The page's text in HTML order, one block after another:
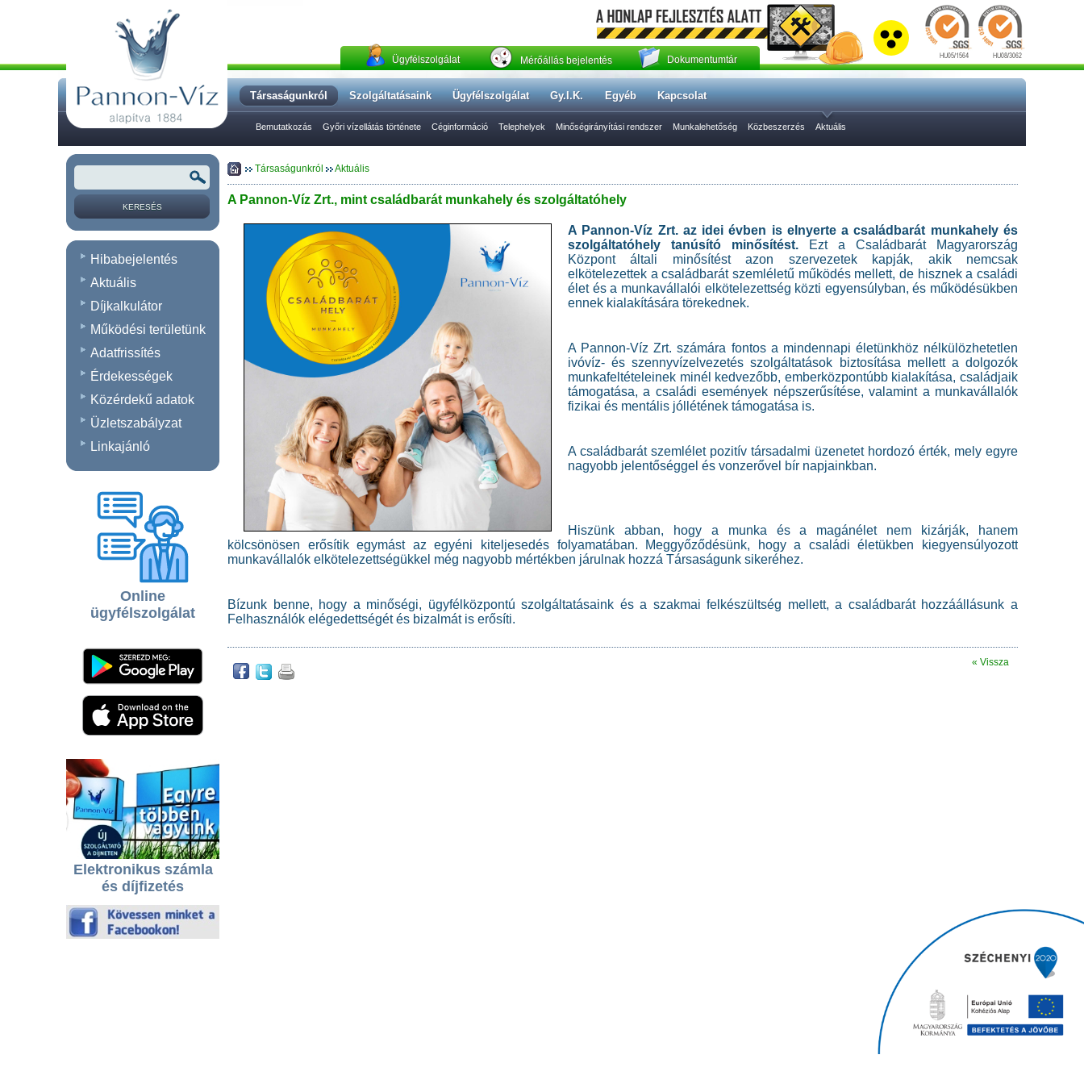
Ügyfélszolgálat Mérőállás bejelentés Dokumentumtár
Társaságunkról Szolgáltatásaink Ügyfélszolgálat Gy.I.K. Egyéb Kapcsolat
Bemutatkozás Győri vízellátás története Céginformáció Telephelyek Minőségirányítási rendszer Munkalehetőség Közbeszerzés Aktuális
Hibabejelentés
Aktuális
Díjkalkulátor
Működési területünk
Adatfrissítés
Érdekességek
Közérdekű adatok
Üzletszabályzat
Linkajánló
Online
ügyfélszolgálat
Elektronikus számla
és díjfizetés
Társaságunkról Aktuális
A Pannon-Víz Zrt., mint családbarát munkahely és szolgáltatóhely
A Pannon-Víz Zrt. az idei évben is elnyerte a családbarát munkahely és
szolgáltatóhely tanúsító minősítést. Ezt a Családbarát Magyarország
Központ általi minősítést azon szervezetek kapják, akik nemcsak
elkötelezettek a családbarát szemléletű működés mellett, de hisznek a családi
élet és a munkavállalói elkötelezettség közti egyensúlyban, és működésükben
ennek kialakítására törekednek.
A Pannon-Víz Zrt. számára fontos a mindennapi életünkhöz nélkülözhetetlen
ivóvíz- és szennyvízelvezetés szolgáltatások biztosítása mellett a dolgozók
munkafeltételeinek minél kedvezőbb, emberközpontúbb kialakítása, családjaik
támogatása, a családi események népszerűsítése, valamint a munkavállalók
fizikai és mentális jóllétének támogatása is.
A családbarát szemlélet pozitív társadalmi üzenetet hordozó érték, mely egyre
nagyobb jelentőséggel és vonzerővel bír napjainkban.
Hiszünk abban, hogy a munka és a magánélet nem kizárják, hanem
kölcsönösen erősítik egymást az egyéni kiteljesedés folyamatában. Meggyőződésünk, hogy a családi életükben kiegyensúlyozott
munkavállalók elkötelezettségükkel még nagyobb mértékben járulnak hozzá Társaságunk sikeréhez.
Bízunk benne, hogy a minőségi, ügyfélközpontú szolgáltatásaink és a szakmai felkészültség mellett, a családbarát hozzáállásunk a
Felhasználók elégedettségét és bizalmát is erősíti.
« Vissza